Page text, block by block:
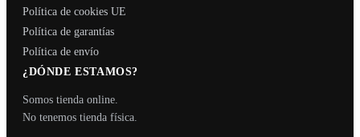
Política de cookies UE
Política de garantías
Política de envío
¿DÓNDE ESTAMOS?
Somos tienda online.
No tenemos tienda física.